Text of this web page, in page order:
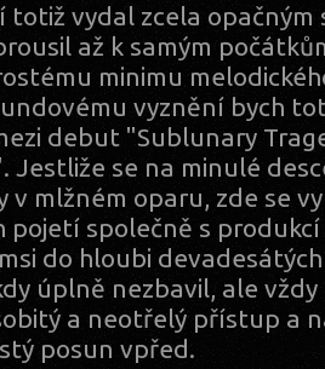
totiž vydal zcela
až k samým
minimu
vyznění bych
debut "Sublunary
Jestliže se na minulé
v mlžném oparu, zde se
pojetí společně s
do hloubi
úplně nezbavil, ale
a neotřelý přístup a
posun vpřed.